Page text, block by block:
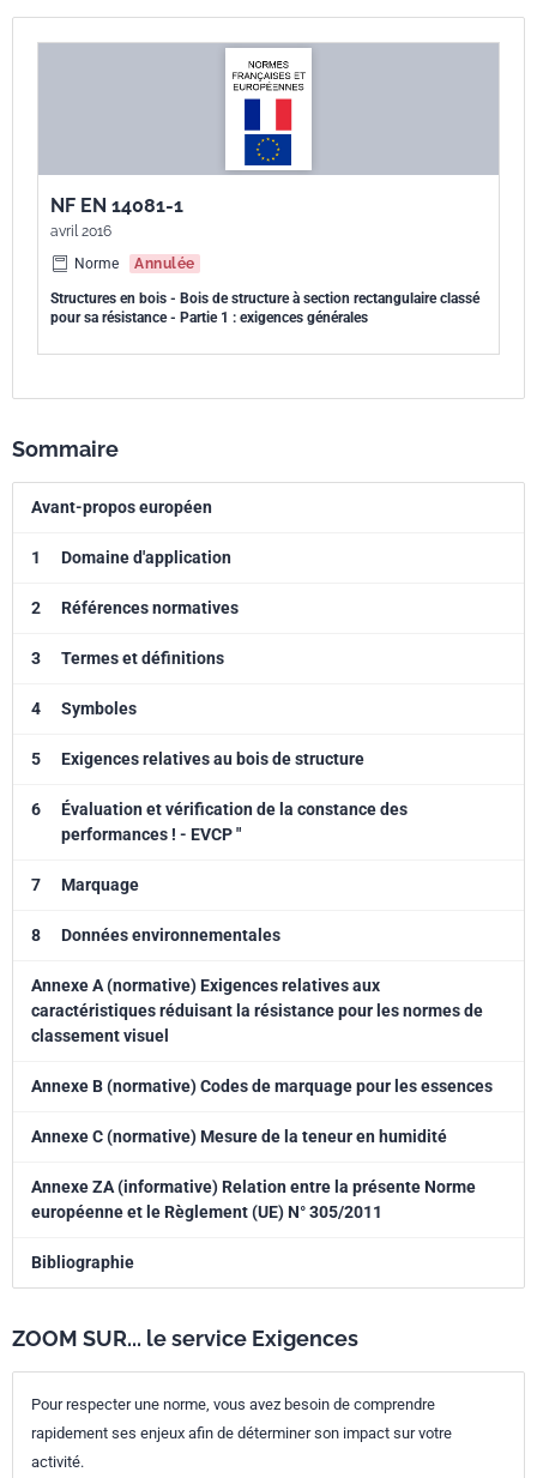
NF EN 14081-1
avril 2016
Norme
Annulée
Structures en bois - Bois de structure à section rectangulaire classé
pour sa résistance - Partie 1 : exigences générales
Sommaire
Avant-propos européen
1 Domaine d'application
2 Références normatives
3 Termes et définitions
4 Symboles
5 Exigences relatives au bois de structure
6
Évaluation et vérification de la constance des
performances ! - EVCP "
7 Marquage
8 Données environnementales
Annexe A (normative) Exigences relatives aux
caractéristiques réduisant la résistance pour les normes de
classement visuel
Annexe B (normative) Codes de marquage pour les essences
Annexe C (normative) Mesure de la teneur en humidité
Annexe ZA (informative) Relation entre la présente Norme
européenne et le Règlement (UE) N° 305/2011
Bibliographie
ZOOM SUR... le service Exigences
Pour respecter une norme, vous avez besoin de comprendre
rapidement ses enjeux afin de déterminer son impact sur votre
activité.